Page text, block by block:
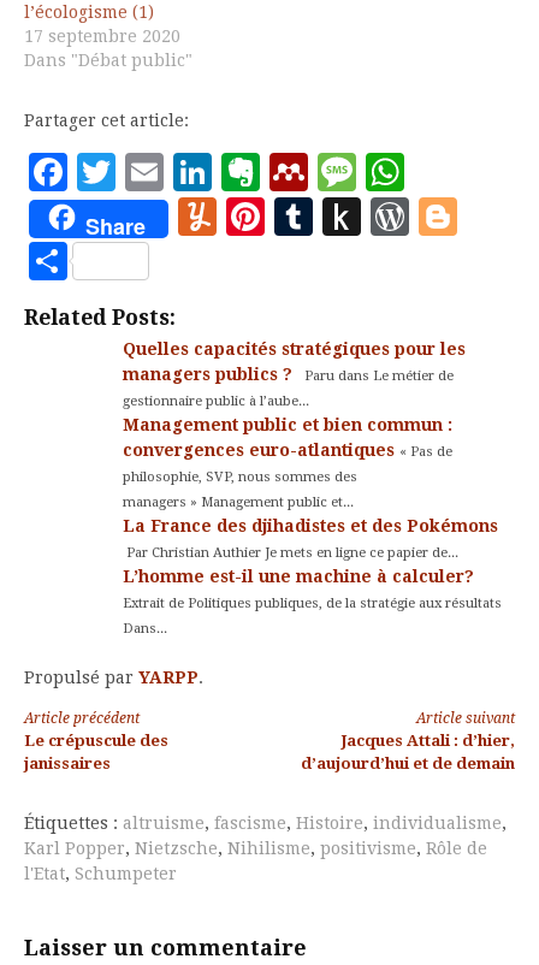
l’écologisme (1)
17 septembre 2020
Dans "Débat public"
Partager cet article:
Facebook
Twitter
EmailLinkedIn
Evernote
Mendeley
Message
Share Yummly
Pinterest
Tumblr
Push
Partager
Related Posts:
Quelles capacités stratégiques pour les
managers publics ?
Paru dans Le métier de
gestionnaire public à l’aube...
Management public et bien commun :
convergences euro-atlantiques « Pas de
philosophie, SVP, nous sommes des
managers » Management public et...
La France des djihadistes et des Pokémons
Par Christian Authier Je mets en ligne ce papier de...
L’homme est-il une machine à calculer?
Extrait de Politiques publiques, de la stratégie aux résultats
Dans...
Propulsé par YARPP.
Lire
la
suite
Article précédent
Le crépuscule des
janissaires
Article suivant
Jacques Attali : d’hier,
d’aujourd’hui et de demain
Étiquettes : altruisme, fascisme, Histoire, individualisme,
Karl Popper, Nietzsche, Nihilisme, positivisme, Rôle de
l'Etat, Schumpeter
Laisser un commentaire